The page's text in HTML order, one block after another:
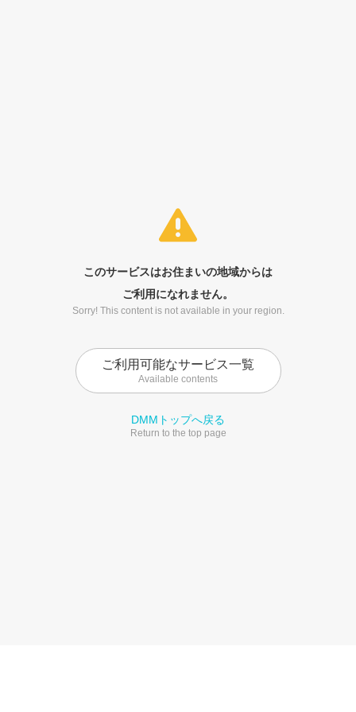
このサービスはお住まいの地域からは
ご利用になれません。
Sorry! This content is not available in your region.
ご利用可能なサービス一覧
Available contents
DMMトップへ戻る
Return to the top page